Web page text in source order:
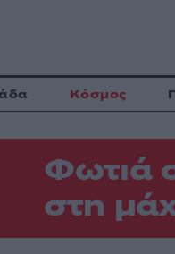
Κόσμος
Φωτιά
στη